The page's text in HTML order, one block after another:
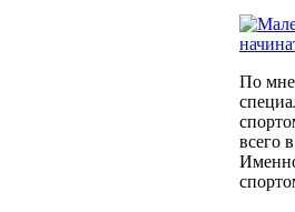
По
всего